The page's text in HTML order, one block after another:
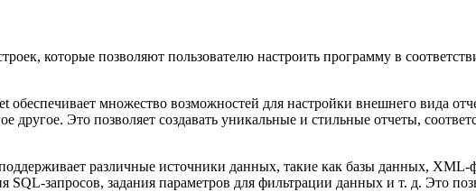
которые позволяют пользователю настроить программу в
обеспечивает множество возможностей для настройки внешнего вида
другое. Это позволяет создавать уникальные и стильные отчеты,
различные источники данных, такие как базы данных,
SQL-запросов, задания параметров для фильтрации данных и т. д. Это